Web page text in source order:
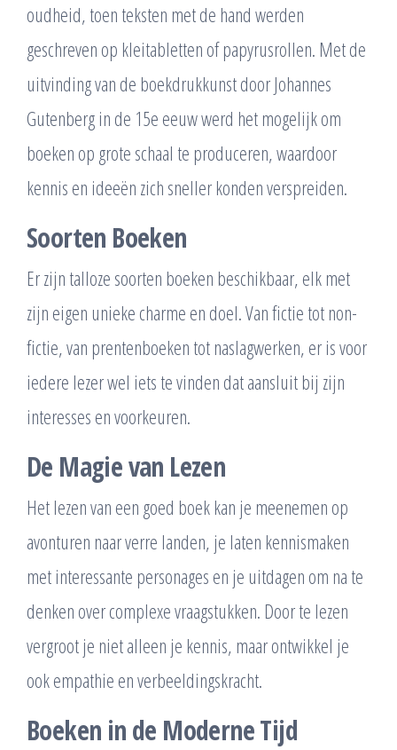
oudheid, toen teksten met de hand werden
geschreven op kleitabletten of papyrusrollen. Met de
uitvinding van de boekdrukkunst door Johannes
Gutenberg in de 15e eeuw werd het mogelijk om
boeken op grote schaal te produceren, waardoor
kennis en ideeën zich sneller konden verspreiden.
Soorten Boeken
Er zijn talloze soorten boeken beschikbaar, elk met
zijn eigen unieke charme en doel. Van fictie tot non-
fictie, van prentenboeken tot naslagwerken, er is voor
iedere lezer wel iets te vinden dat aansluit bij zijn
interesses en voorkeuren.
De Magie van Lezen
Het lezen van een goed boek kan je meenemen op
avonturen naar verre landen, je laten kennismaken
met interessante personages en je uitdagen om na te
denken over complexe vraagstukken. Door te lezen
vergroot je niet alleen je kennis, maar ontwikkel je
ook empathie en verbeeldingskracht.
Boeken in de Moderne Tijd